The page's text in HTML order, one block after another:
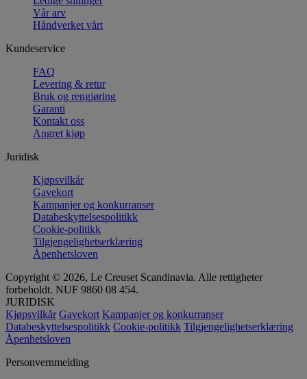
Vår arv
Håndverket vårt
Kundeservice
FAQ
Levering & retur
Bruk og rengjøring
Garanti
Kontakt oss
Angret kjøp
Juridisk
Kjøpsvilkår
Gavekort
Kampanjer og konkurranser
Databeskyttelsespolitikk
Cookie-politikk
Tilgjengelighetserklæring
Åpenhetsloven
Copyright © 2026, Le Creuset Scandinavia. Alle rettigheter
forbeholdt. NUF 9860 08 454.
JURIDISK
Kjøpsvilkår Gavekort Kampanjer og konkurranser
Databeskyttelsespolitikk Cookie-politikk Tilgjengelighetserklæring
Åpenhetsloven
Personvernmelding